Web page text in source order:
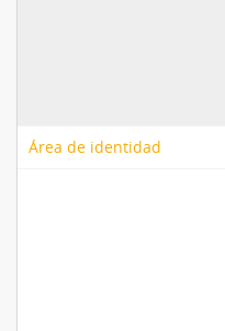
Área de identidad